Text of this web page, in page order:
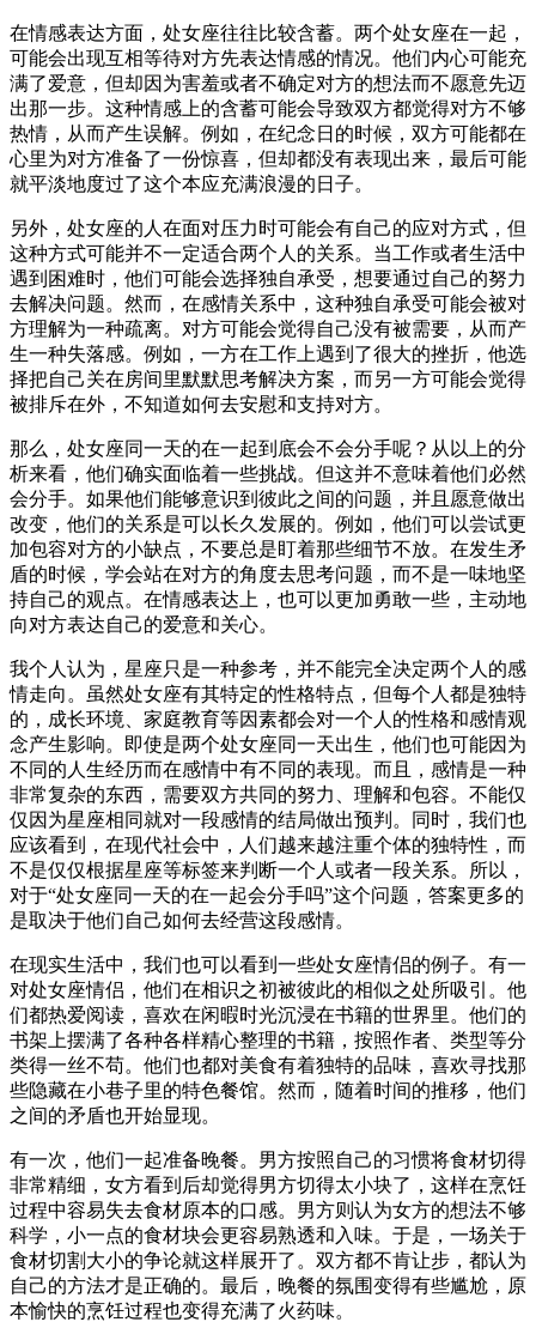
在情感表达方面，处女座往往比较含蓄。两个处女座在一起，
可能会出现互相等待对方先表达情感的情况。他们内心可能充
满了爱意，但却因为害羞或者不确定对方的想法而不愿意先迈
出那一步。这种情感上的含蓄可能会导致双方都觉得对方不够
热情，从而产生误解。例如，在纪念日的时候，双方可能都在
心里为对方准备了一份惊喜，但却都没有表现出来，最后可能
就平淡地度过了这个本应充满浪漫的日子。
另外，处女座的人在面对压力时可能会有自己的应对方式，但
这种方式可能并不一定适合两个人的关系。当工作或者生活中
遇到困难时，他们可能会选择独自承受，想要通过自己的努力
去解决问题。然而，在感情关系中，这种独自承受可能会被对
方理解为一种疏离。对方可能会觉得自己没有被需要，从而产
生一种失落感。例如，一方在工作上遇到了很大的挫折，他选
择把自己关在房间里默默思考解决方案，而另一方可能会觉得
被排斥在外，不知道如何去安慰和支持对方。
那么，处女座同一天的在一起到底会不会分手呢？从以上的分
析来看，他们确实面临着一些挑战。但这并不意味着他们必然
会分手。如果他们能够意识到彼此之间的问题，并且愿意做出
改变，他们的关系是可以长久发展的。例如，他们可以尝试更
加包容对方的小缺点，不要总是盯着那些细节不放。在发生矛
盾的时候，学会站在对方的角度去思考问题，而不是一味地坚
持自己的观点。在情感表达上，也可以更加勇敢一些，主动地
向对方表达自己的爱意和关心。
我个人认为，星座只是一种参考，并不能完全决定两个人的感
情走向。虽然处女座有其特定的性格特点，但每个人都是独特
的，成长环境、家庭教育等因素都会对一个人的性格和感情观
念产生影响。即使是两个处女座同一天出生，他们也可能因为
不同的人生经历而在感情中有不同的表现。而且，感情是一种
非常复杂的东西，需要双方共同的努力、理解和包容。不能仅
仅因为星座相同就对一段感情的结局做出预判。同时，我们也
应该看到，在现代社会中，人们越来越注重个体的独特性，而
不是仅仅根据星座等标签来判断一个人或者一段关系。所以，
对于“处女座同一天的在一起会分手吗”这个问题，答案更多的
是取决于他们自己如何去经营这段感情。
在现实生活中，我们也可以看到一些处女座情侣的例子。有一
对处女座情侣，他们在相识之初被彼此的相似之处所吸引。他
们都热爱阅读，喜欢在闲暇时光沉浸在书籍的世界里。他们的
书架上摆满了各种各样精心整理的书籍，按照作者、类型等分
类得一丝不苟。他们也都对美食有着独特的品味，喜欢寻找那
些隐藏在小巷子里的特色餐馆。然而，随着时间的推移，他们
之间的矛盾也开始显现。
有一次，他们一起准备晚餐。男方按照自己的习惯将食材切得
非常精细，女方看到后却觉得男方切得太小块了，这样在烹饪
过程中容易失去食材原本的口感。男方则认为女方的想法不够
科学，小一点的食材块会更容易熟透和入味。于是，一场关于
食材切割大小的争论就这样展开了。双方都不肯让步，都认为
自己的方法才是正确的。最后，晚餐的氛围变得有些尴尬，原
本愉快的烹饪过程也变得充满了火药味。